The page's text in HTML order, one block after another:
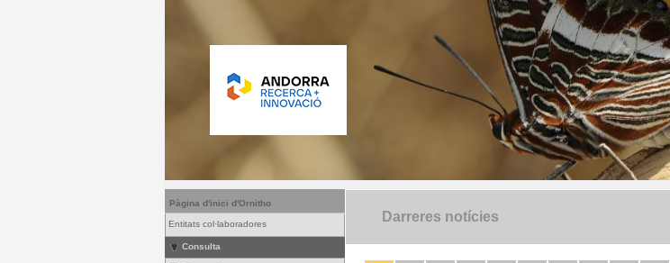
Pàgina d'inici d'Ornitho
Entitats col·laboradores
Consulta
Darreres notícies